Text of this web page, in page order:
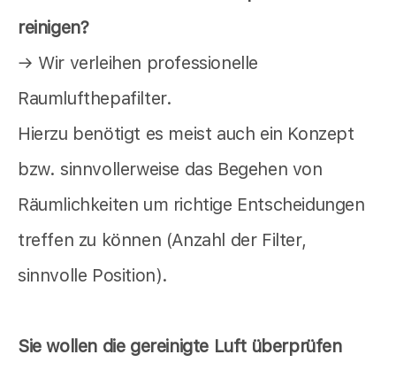
reinigen?
→ Wir verleihen professionelle
Raumlufthepafilter.
Hierzu benötigt es meist auch ein Konzept
bzw. sinnvollerweise das Begehen von
Räumlichkeiten um richtige Entscheidungen
treffen zu können (Anzahl der Filter,
sinnvolle Position).
Sie wollen die gereinigte Luft überprüfen